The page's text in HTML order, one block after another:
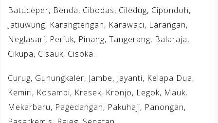
Batuceper, Benda, Cibodas, Ciledug, Cipondoh,
Jatiuwung, Karangtengah, Karawaci, Larangan,
Neglasari, Periuk, Pinang, Tangerang, Balaraja,
Cikupa, Cisauk, Cisoka.
Curug, Gunungkaler, Jambe, Jayanti, Kelapa Dua,
Kemiri, Kosambi, Kresek, Kronjo, Legok, Mauk,
Mekarbaru, Pagedangan, Pakuhaji, Panongan,